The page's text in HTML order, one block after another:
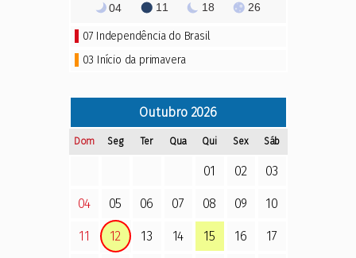
04 11 18 26
07 Independência do Brasil
03 Início da primavera
Outubro2026
Dom Seg Ter Qua Qui Sex Sáb
01 02 03
04 05 06 07 08 09 10
11 12 13 14 15 16 17